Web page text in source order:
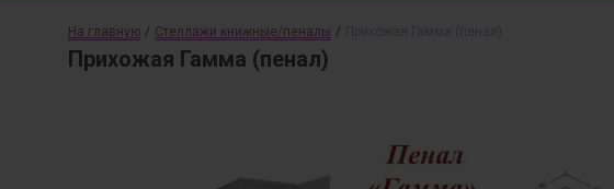
На главную / Стеллажи книжные/пеналы /
Прихожая Гамма (пенал)